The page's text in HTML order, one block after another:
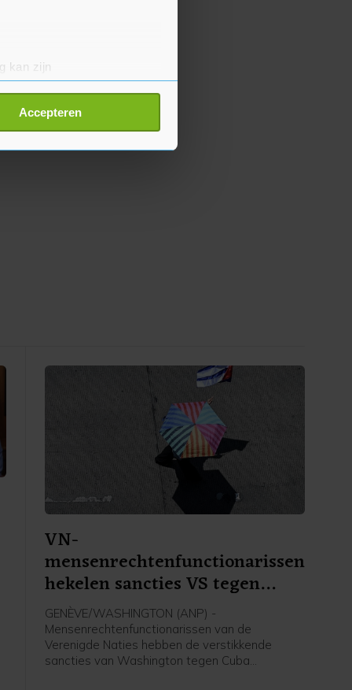
kan zijn
detailgedeelte
Accepteren
VN-
mensenrechtenfunctionarissen
hekelen sancties VS tegen
Cuba
GENÈVE/WASHINGTON (ANP) -
Mensenrechtenfunctionarissen van de
Verenigde Naties hebben de verstikkende
sancties van Washington tegen Cuba